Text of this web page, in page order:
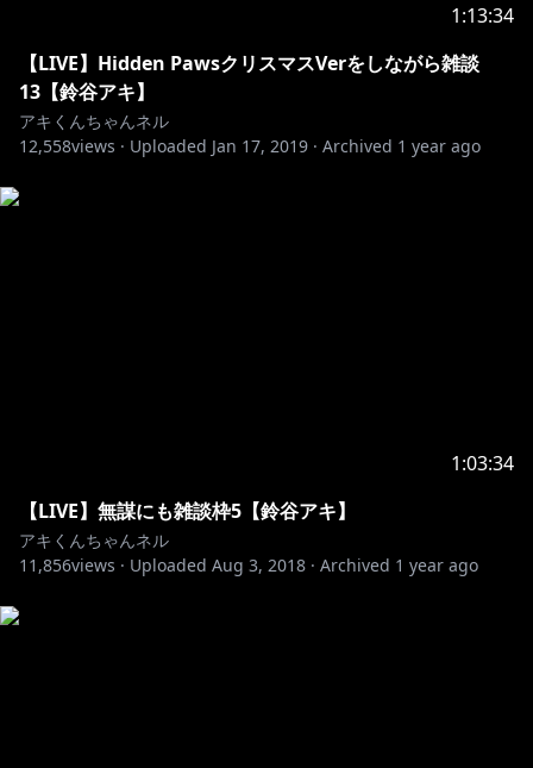
1:13:34
【LIVE】Hidden PawsクリスマスVerをしながら雑談
13【鈴谷アキ】
アキくんちゃんネル
12,558views · Uploaded Jan 17, 2019 · Archived 1 year ago
1:03:34
【LIVE】無謀にも雑談枠5【鈴谷アキ】
アキくんちゃんネル
11,856views · Uploaded Aug 3, 2018 · Archived 1 year ago